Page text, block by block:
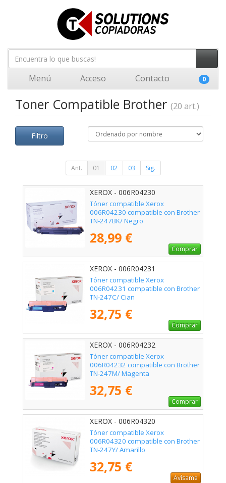
Menú Acceso Contacto 0
Toner Compatible Brother (20 art.)
Filtro
Ant. 01 02 03 Sig.
XEROX - 006R04230
Tóner compatible Xerox
006R04230 compatible con Brother
TN-247BK/ Negro
28,99 €
Comprar
XEROX - 006R04231
Tóner compatible Xerox
006R04231 compatible con Brother
TN-247C/ Cian
32,75 €
Comprar
XEROX - 006R04232
Tóner compatible Xerox
006R04232 compatible con Brother
TN-247M/ Magenta
32,75 €
Comprar
XEROX - 006R04320
Tóner compatible Xerox
006R04320 compatible con Brother
TN-247Y/ Amarillo
32,75 €
Avísame